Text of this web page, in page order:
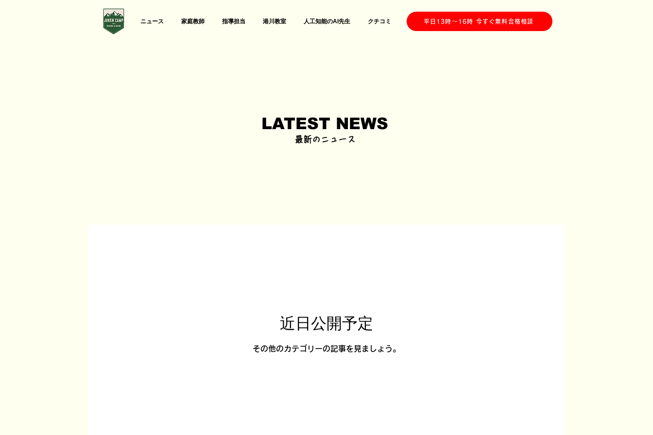
ニュース 家庭教師 指導担当 港川教室 人工知能のAI先生 クチコミ 【港川教室】中3受験生＆中1,2生、受入中！
平日13時〜16時 今すぐ無料合格相談
LATEST NEWS
最新のニュース
近日公開予定
その他のカテゴリーの記事を見ましょう。